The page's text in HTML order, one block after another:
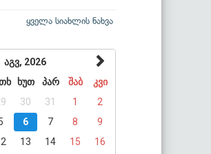
ყველა სიახლის ნახვა
აგვ, 2026
ხუთ პარ შაბ
კვი
30 31 1
2
6 7 8
9
13 14 15
16